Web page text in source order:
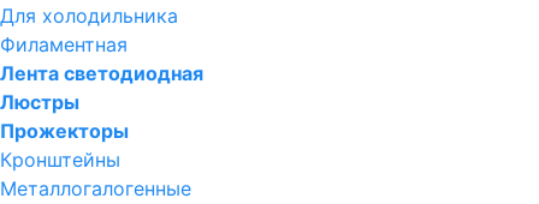
Для холодильника
Филаментная
Лента светодиодная
Люстры
Прожекторы
Кронштейны
Металлогалогенные